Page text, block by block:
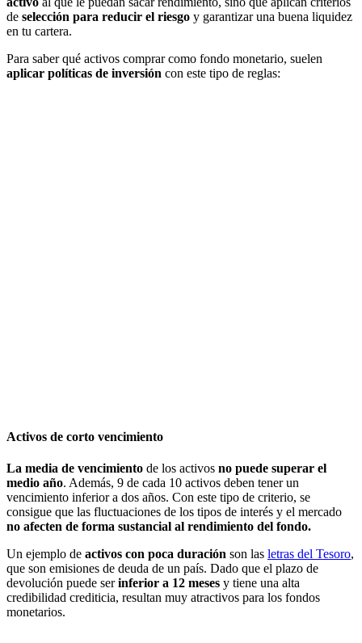
de selección para reducir el riesgo y garantizar una buena liquidez
en tu cartera.
Para saber qué activos comprar como fondo monetario, suelen
aplicar políticas de inversión con este tipo de reglas:
Activos de corto vencimiento
La media de vencimiento de los activos no puede superar el
medio año. Además, 9 de cada 10 activos deben tener un
vencimiento inferior a dos años. Con este tipo de criterio, se
consigue que las fluctuaciones de los tipos de interés y el mercado
no afecten de forma sustancial al rendimiento del fondo.
Un ejemplo de activos con poca duración son las letras del Tesoro,
que son emisiones de deuda de un país. Dado que el plazo de
devolución puede serinferior a 12 meses y tiene una alta
credibilidad crediticia, resultan muy atractivos para los fondos
monetarios.